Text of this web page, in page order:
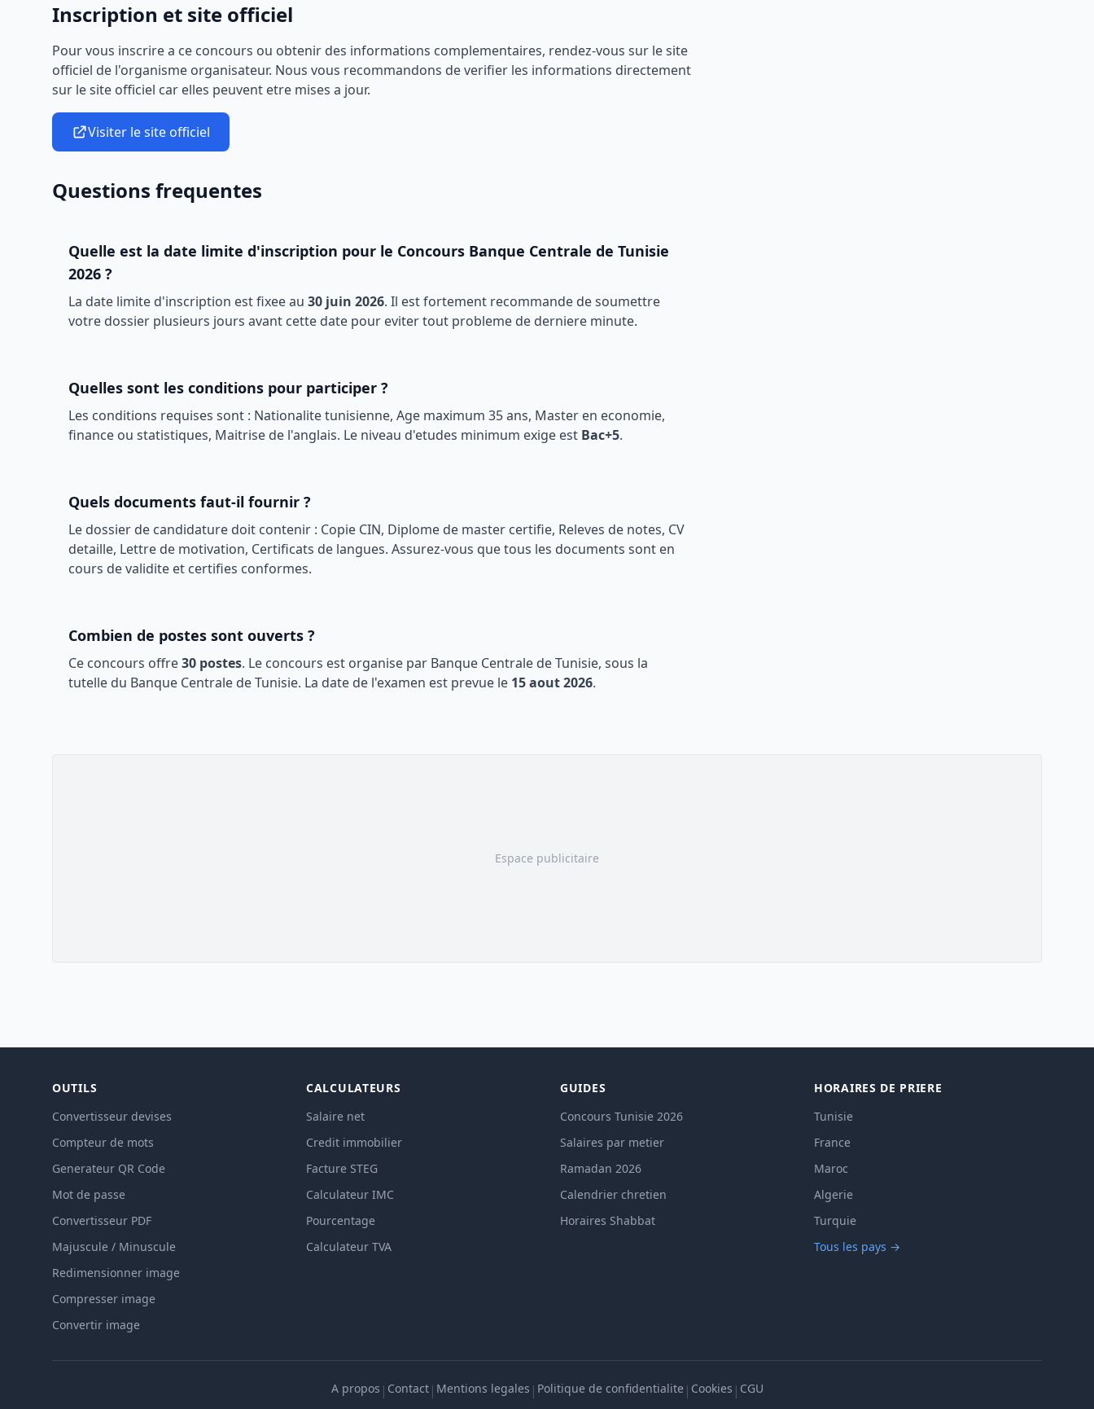
Inscription et site officiel
Pour vous inscrire a ce concours ou obtenir des informations complementaires, rendez-vous sur le site
officiel de l'organisme organisateur. Nous vous recommandons de verifier les informations directement
sur le site officiel car elles peuvent etre mises a jour.
Visiter le site officiel
Questions frequentes
Quelle est la date limite d'inscription pour le Concours Banque Centrale de Tunisie
2026 ?
La date limite d'inscription est fixee au 30 juin 2026. Il est fortement recommande de soumettre
votre dossier plusieurs jours avant cette date pour eviter tout probleme de derniere minute.
Quelles sont les conditions pour participer ?
Les conditions requises sont : Nationalite tunisienne, Age maximum 35 ans, Master en economie,
finance ou statistiques, Maitrise de l'anglais. Le niveau d'etudes minimum exige est Bac+5.
Quels documents faut-il fournir ?
Le dossier de candidature doit contenir : Copie CIN, Diplome de master certifie, Releves de notes, CV
detaille, Lettre de motivation, Certificats de langues. Assurez-vous que tous les documents sont en
cours de validite et certifies conformes.
Combien de postes sont ouverts ?
Ce concours offre30 postes. Le concours est organise par Banque Centrale de Tunisie, sous la
tutelle du Banque Centrale de Tunisie. La date de l'examen est prevue le 15 aout 2026.
Espace publicitaire
OUTILS
Convertisseur devises
Compteur de mots
Generateur QR Code
Mot de passe
Convertisseur PDF
Majuscule / Minuscule
Redimensionner image
Compresser image
Convertir image
CALCULATEURS
Salaire net
Credit immobilier
Facture STEG
Calculateur IMC
Pourcentage
Calculateur TVA
GUIDES
Concours Tunisie 2026
Salaires par metier
Ramadan 2026
Calendrier chretien
Horaires Shabbat
HORAIRES DE PRIERE
Tunisie
France
Maroc
Algerie
Turquie
Tous les pays →
A propos | Contact| Mentions legales | Politique de confidentialite | Cookies | CGU